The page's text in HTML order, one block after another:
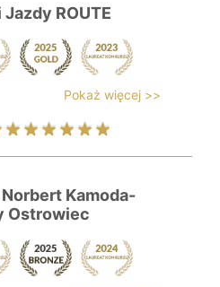
Jazdy ROUTE
Pokaż więcej >>
Kamoda-
Ostrowiec